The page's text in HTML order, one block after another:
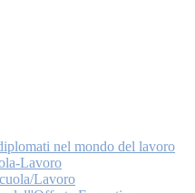
nel mondo del lavoro
Lavoro
Lavoro